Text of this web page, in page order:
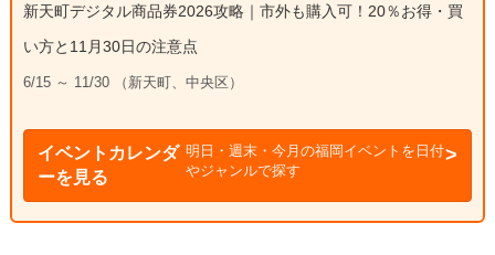
新天町デジタル商品券2026攻略｜市外も購入可！20％お得・買
い方と11月30日の注意点
6/15 ～ 11/30 （新天町、中央区）
イベントカレンダ
ーを見る
明日・週末・今月の福岡イベントを日付
やジャンルで探す